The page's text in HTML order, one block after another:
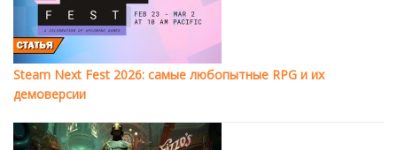
Steam Next Fest 2026: самые любопытные RPG и их
демоверсии